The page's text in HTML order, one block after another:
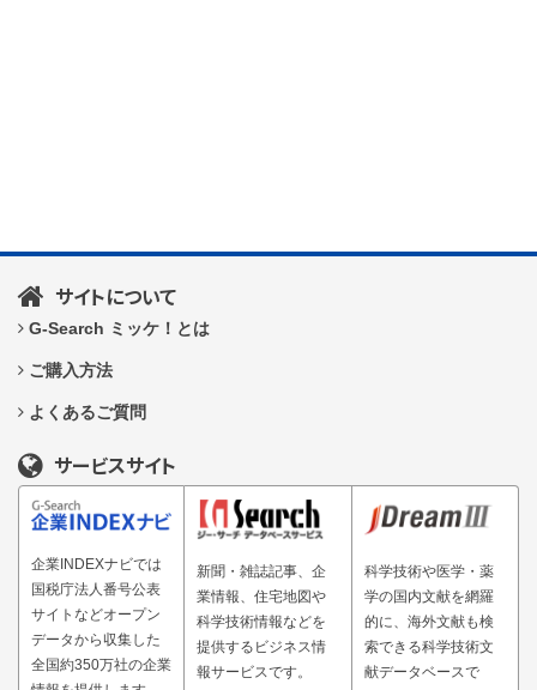
サイトについて
G-Search ミッケ！とは
ご購入方法
よくあるご質問
サービスサイト
企業INDEXナビでは
国税庁法人番号公表
サイトなどオープン
データから収集した
全国約350万社の企業
新聞・雑誌記事、企
業情報、住宅地図や
科学技術情報などを
提供するビジネス情
報サービスです。
科学技術や医学・薬
学の国内文献を網羅
的に、海外文献も検
索できる科学技術文
献データベースで